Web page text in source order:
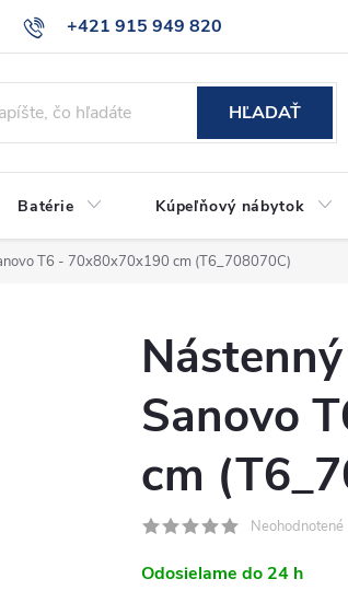
+421 915 949 820
HĽADAŤ
Batérie Kúpeľňový nábytok
T6 - 70x80x70x190 cm (T6_708070C)
Sanovo
cm
Neohodnotené
Odosielame do 24 h